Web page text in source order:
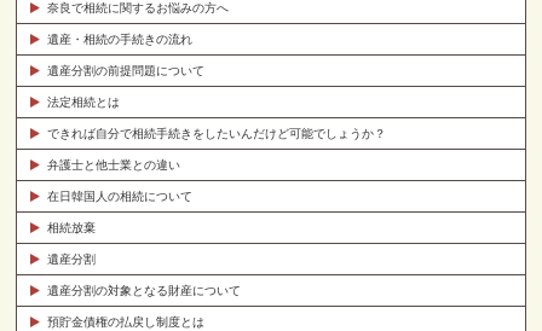
奈良で相続に関するお悩みの方へ
遺産・相続の手続きの流れ
遺産分割の前提問題について
法定相続とは
できれば自分で相続手続きをしたいんだけど可能でしょうか？
弁護士と他士業との違い
在日韓国人の相続について
相続放棄
遺産分割
遺産分割の対象となる財産について
預貯金債権の払戻し制度とは